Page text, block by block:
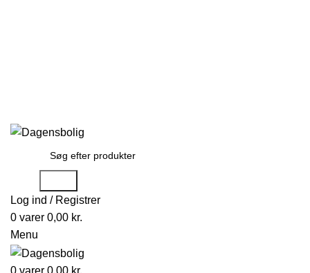
Log ind / Registrer
0 varer 0,00 kr.
Menu
0 varer 0,00 kr.